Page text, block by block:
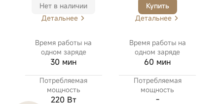
Нет в наличии
Детальнее
Время работы на
одном заряде
30 мин
Потребляемая
мощность
220 Вт
Купить
Детальнее
Время работы на
одном заряде
60 мин
Потребляемая
мощность
-